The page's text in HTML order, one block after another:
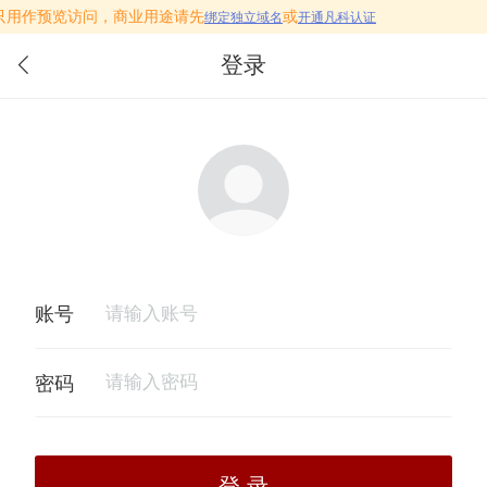
作预览访问，商业用途请先绑定独立域名或开通凡科认证
登录